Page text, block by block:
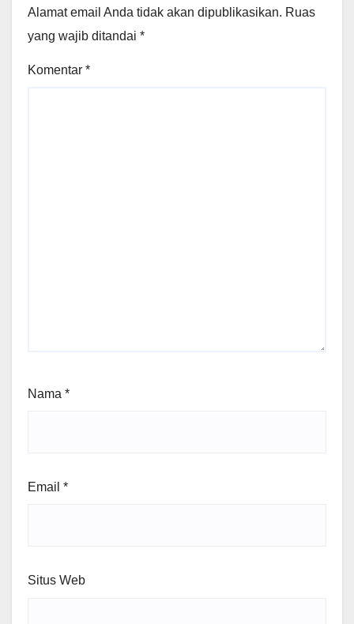
Alamat email Anda tidak akan dipublikasikan. Ruas
yang wajib ditandai *
Komentar *
Nama *
Email *
Situs Web